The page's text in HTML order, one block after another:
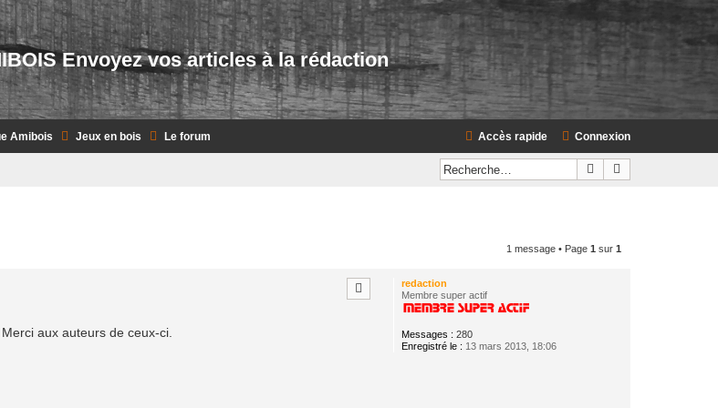
Envoyez vos articles à la rédaction
Amibois Jeux en bois Le forum Connexion
Accès rapide
Rechercher
1 message • Page 1 sur 1
redaction
Membre super actif
Messages : 280
Enregistré le : 13 mars 2013, 18:06
aux auteurs de ceux-ci.